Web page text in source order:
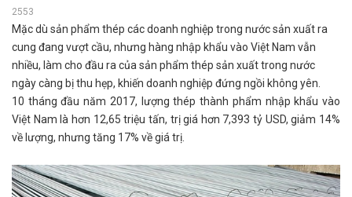
2553
Mặc dù sản phẩm thép các doanh nghiệp trong nước sản xuất ra
cung đang vượt cầu, nhưng hàng nhập khẩu vào Việt Nam vẫn
nhiều, làm cho đầu ra của sản phẩm thép sản xuất trong nước
ngày càng bị thu hẹp, khiến doanh nghiệp đứng ngồi không yên.
10 tháng đầu năm 2017, lượng thép thành phẩm nhập khẩu vào
Việt Nam là hơn 12,65 triệu tấn, trị giá hơn 7,393 tỷ USD, giảm 14%
về lượng, nhưng tăng 17% về giá trị.